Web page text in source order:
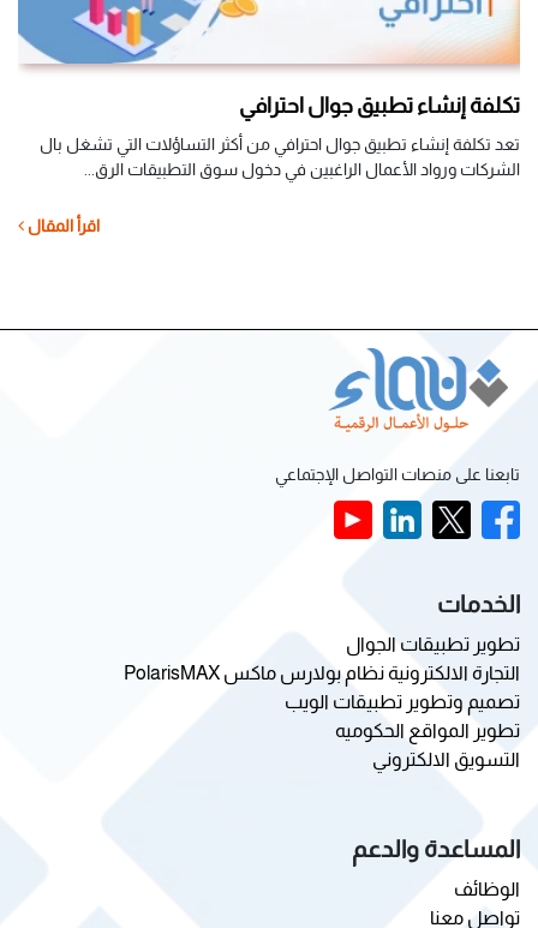
تكلفة إنشاء تطبيق جوال احترافي
​تعد تكلفة إنشاء تطبيق جوال احترافي من أكثر التساؤلات التي تشغل بال
الشركات ورواد الأعمال الراغبين في دخول سوق التطبيقات الرق...
اقرأ المقال
تابعنا على منصات التواصل الإجتماعي
الخدمات
تطوير تطبيقات الجوال
التجارة الالكترونية نظام بولارس ماكس PolarisMAX
تصميم وتطوير تطبيقات الويب
تطوير المواقع الحكوميه
التسويق الالكتروني
المساعدة والدعم
الوظائف
تواصل معنا